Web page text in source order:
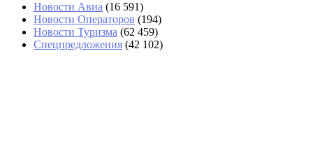
Новости Авиа (16 591)
Новости Операторов (194)
Новости Туризма (62 459)
Спецпредложения (42 102)